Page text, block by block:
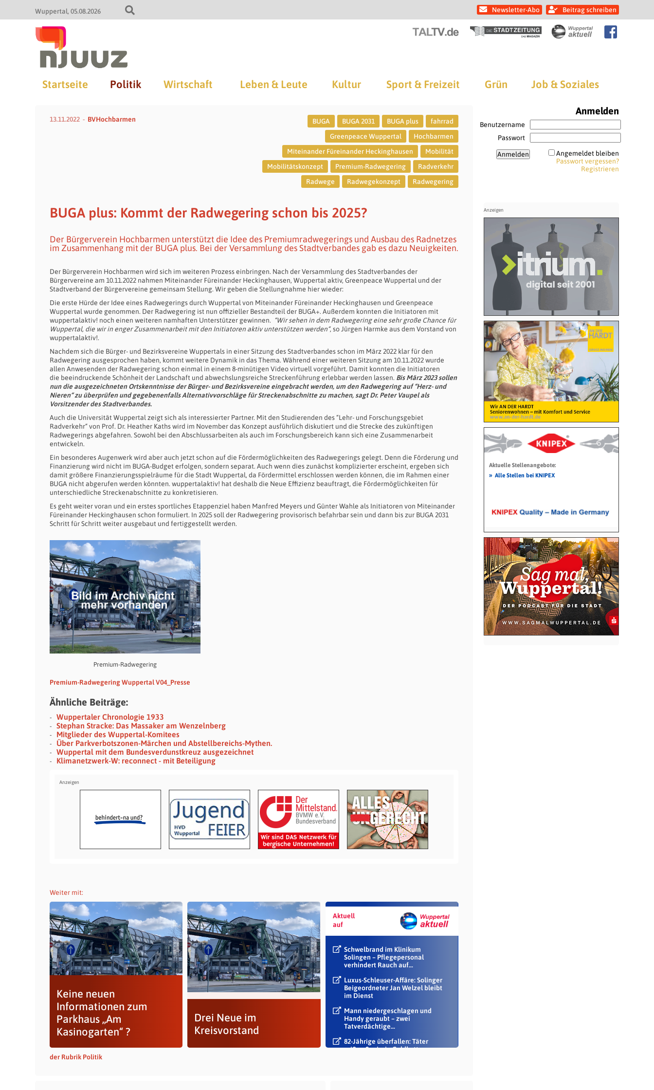
Wuppertal 05.08.2026 Newsletter-Abo Beitrag schreiben
Startseite Politik Wirtschaft Leben & Leute Kultur Sport & Freizeit Grün Job & Soziales
13.11.2022 BVHochbarmen BUGA BUGA 2031 BUGA plus
fahrrad
Greenpeace Wuppertal
Hochbarmen
Miteinander Füreinander Heckinghausen
Mobilität
Mobilitätskonzept
Premium-Radwegering
Radverkehr
Radwege
Radwegekonzept Radwegering
BUGA plus: Kommt der Radwegering schon bis 2025?
Der Bürgerverein Hochbarmen unterstützt die Idee des Premiumradwegerings und Ausbau des Radnetzes
im Zusammenhang mit der BUGA plus. Bei der Versammlung des Stadtverbandes gab es dazu Neuigkeiten.
Der Bürgerverein Hochbarmen wird sich im weiteren Prozess einbringen. Nach der Versammlung des Stadtverbandes der
Bürgervereine am 10.11.2022 nahmen Miteinander Füreinander Heckinghausen, Wuppertal aktiv, Greenpeace Wuppertal und der
Stadtverband der Bürgervereine gemeinsam Stellung. Wir geben die Stellungnahme hier wieder:
Die erste Hürde der Idee eines Radwegerings durch Wuppertal von Miteinander Füreinander Heckinghausen und Greenpeace
Wuppertal wurde genommen. Der Radwegering ist nun offizieller Bestandteil der BUGA+. Außerdem konnten die Initiatoren mit
wuppertalaktiv! noch einen weiteren namhaften Unterstützer gewinnen. “Wir sehen in dem Radwegering eine sehr große Chance für
Wuppertal, die wir in enger Zusammenarbeit mit den Initiatoren aktiv unterstützen werden“, so Jürgen Harmke aus dem Vorstand von
wuppertalaktiv!.
Nachdem sich die Bürger- und Bezirksvereine Wuppertals in einer Sitzung des Stadtverbandes schon im März 2022 klar für den
Radwegering ausgesprochen haben, kommt weitere Dynamik in das Thema. Während einer weiteren Sitzung am 10.11.2022 wurde
allen Anwesenden der Radwegering schon einmal in einem 8-minütigen Video virtuell vorgeführt. Damit konnten die Initiatoren
die beeindruckende Schönheit der Landschaft und abwechslungsreiche Streckenführung erlebbar werden lassen. Bis März 2023 sollen
nun die ausgezeichneten Ortskenntnisse der Bürger- und Bezirksvereine eingebracht werden, um den Radwegering auf “Herz- und
Nieren“ zu überprüfen und gegebenenfalls Alternativvorschläge für Streckenabschnitte zu machen, sagt Dr. Peter Vaupel als
Vorsitzender des Stadtverbandes.
Auch die Universität Wuppertal zeigt sich als interessierter Partner. Mit den Studierenden des “Lehr- und Forschungsgebiet
Radverkehr“ von Prof. Dr. Heather Kaths wird im November das Konzept ausführlich diskutiert und die Strecke des zukünftigen
Radwegerings abgefahren. Sowohl bei den Abschlussarbeiten als auch im Forschungsbereich kann sich eine Zusammenarbeit
entwickeln.
Ein besonderes Augenwerk wird aber auch jetzt schon auf die Fördermöglichkeiten des Radwegerings gelegt. Denn die Förderung und
Finanzierung wird nicht im BUGA-Budget erfolgen, sondern separat. Auch wenn dies zunächst komplizierter erscheint, ergeben sich
damit größere Finanzierungsspielräume für die Stadt Wuppertal, da Fördermittel erschlossen werden können, die im Rahmen einer
BUGA nicht abgerufen werden könnten. wuppertalaktiv! hat deshalb die Neue Effizienz beauftragt, die Fördermöglichkeiten für
unterschiedliche Streckenabschnitte zu konkretisieren.
Es geht weiter voran und ein erstes sportliches Etappenziel haben Manfred Meyers und Günter Wahle als Initiatoren von Miteinander
Füreinander Heckinghausen schon formuliert. In 2025 soll der Radwegering provisorisch befahrbar sein und dann bis zur BUGA 2031
Schritt für Schritt weiter ausgebaut und fertiggestellt werden.
Premium-Radwegering
Premium-Radwegering Wuppertal V04_Presse
Ähnliche Beiträge:
Wuppertaler Chronologie 1933
Stephan Stracke: Das Massaker am Wenzelnberg
Mitglieder des Wuppertal-Komitees
Über Parkverbotszonen-Märchen und Abstellbereichs-Mythen.
Wuppertal mit dem Bundesverdunstkreuz ausgezeichnet
Klimanetzwerk-W: reconnect - mit Beteiligung
Weiter mit:
Keine neuen
Informationen zum
Parkhaus ,,Am
Kasinogarten“ ?
Drei Neue im
Kreisvorstand
Aktuell
auf
Schwelbrand im Klinikum
Solingen – Pflegepersonal
verhindert Rauch auf...
Luxus-Schleuser-Affäre: Solinger
Beigeordneter Jan Welzel bleibt
im Dienst
Mann niedergeschlagen und
Handy geraubt – zwei
Tatverdächtige...
82-Jährige überfallen: Täter
reißen Seniorin Goldkette vom
der Rubrik Politik
Anmelden
Benutzername
Passwort
Angemeldet bleiben
Passwort vergessen?
Registrieren
Aktuelle Stellenangebote:
» Alle Stellen bei KNIPEX